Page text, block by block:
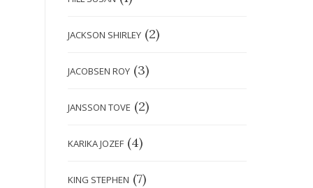
JACKSON SHIRLEY (2)
JACOBSEN ROY (3)
JANSSON TOVE (2)
KARIKA JOZEF (4)
KING STEPHEN (7)